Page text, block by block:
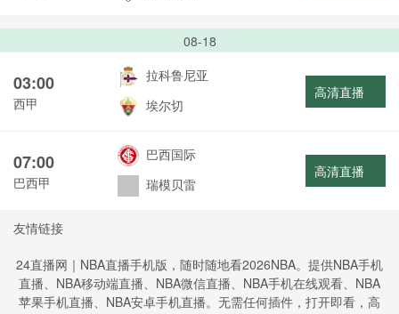
08-18
03:00
西甲
拉科鲁尼亚
埃尔切
高清直播
07:00
巴西甲
巴西国际
瑞模贝雷
高清直播
友情链接
24直播网｜NBA直播手机版，随时随地看2026NBA。提供NBA手机
直播、NBA移动端直播、NBA微信直播、NBA手机在线观看、NBA
苹果手机直播、NBA安卓手机直播。无需任何插件，打开即看，高